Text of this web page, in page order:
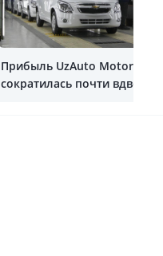
Прибыль UzAuto Motors
сократилась почти вдвое